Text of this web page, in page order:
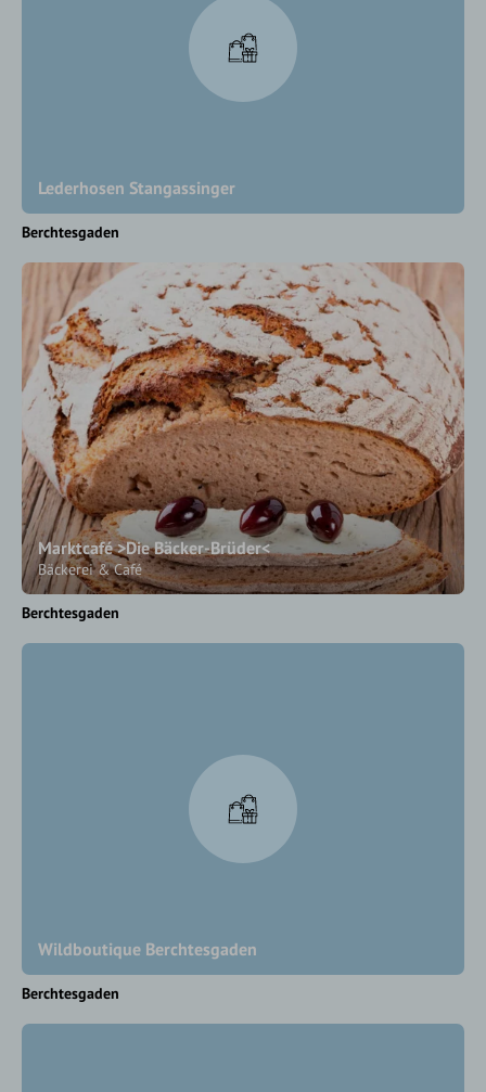
Lederhosen Stangassinger
Berchtesgaden
Marktcafé >Die Bäcker-Brüder<
Bäckerei & Café
Berchtesgaden
Wildboutique Berchtesgaden
Berchtesgaden